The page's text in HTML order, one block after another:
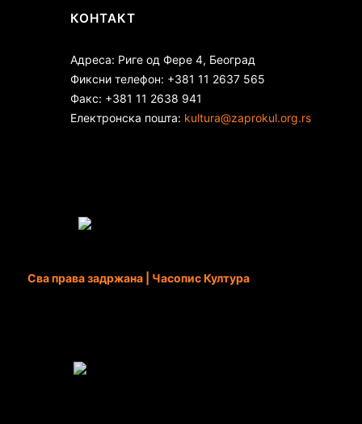
КОНТАКТ
Адреса: Риге од Фере 4, Београд
Фиксни телефон: +381 11 2637 565
Факс: +381 11 2638 941
Електронска пошта: kultura@zaprokul.org.rs
Сва права задржана | Часопис Култура